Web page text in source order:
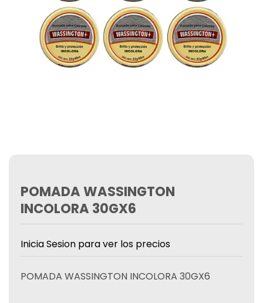
POMADA WASSINGTON
INCOLORA 30GX6
Inicia Sesion para ver los precios
POMADA WASSINGTON INCOLORA 30GX6